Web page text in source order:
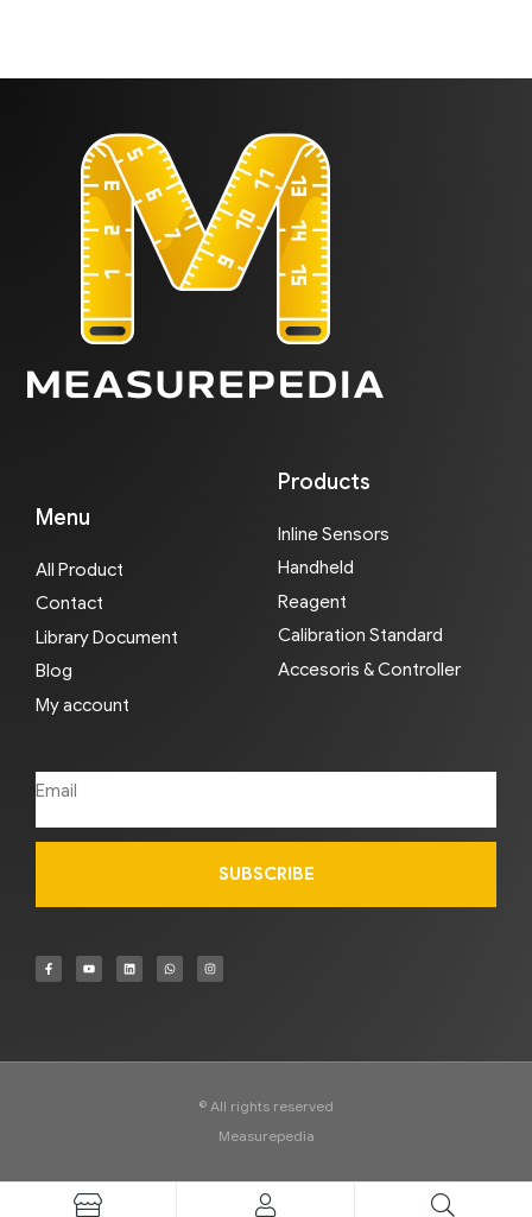
Menu
All Product
Contact
Library Document
Blog
My account
Products
Inline Sensors
Handheld
Reagent
Calibration Standard
Accesoris & Controller
SUBSCRIBE
© All rights reserved
Measurepedia